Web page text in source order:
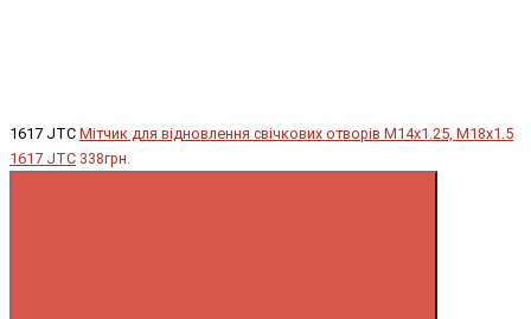
1617 JTC Мітчик для відновлення свічкових отворів М14х1.25, М18х1.5
1617 JTC 338грн.